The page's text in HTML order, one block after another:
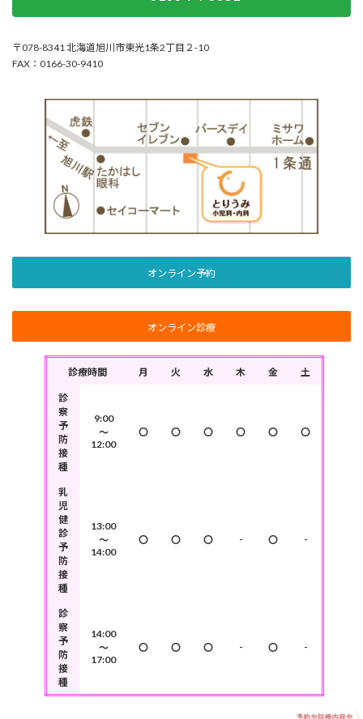
〒078-8341 北海道旭川市東光1条2丁目２-10
FAX：0166-30-9410
オンライン予約
オンライン診療
診療時間 月 火 水 木 金 土
診
察
予
防
接
種
9:00
～
12:00
〇 〇 〇 〇 〇 〇
乳
児
健
診
予
防
接
種
13:00
～
14:00
〇 〇 〇 - 〇 -
診
察
予
防
接
種
14:00
～
17:00
〇 〇 〇 - 〇 -